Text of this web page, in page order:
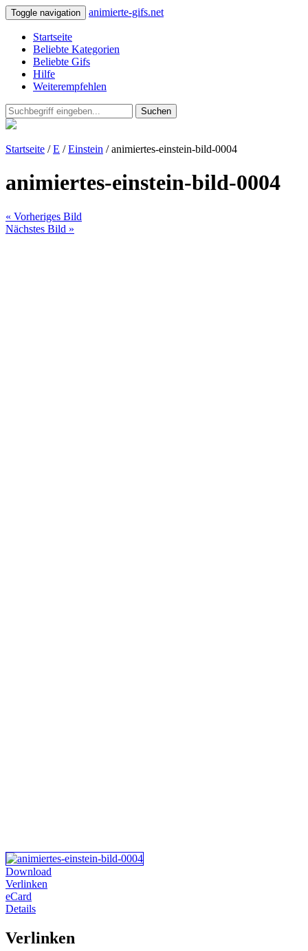
Toggle navigation animierte-gifs.net
Startseite
Beliebte Kategorien
Beliebte Gifs
Hilfe
Weiterempfehlen
Suchen
Startseite /E /Einstein / animiertes-einstein-bild-0004
animiertes-einstein-bild-0004
« Vorheriges Bild
Nächstes Bild »
Download
Verlinken
eCard
Details
Verlinken